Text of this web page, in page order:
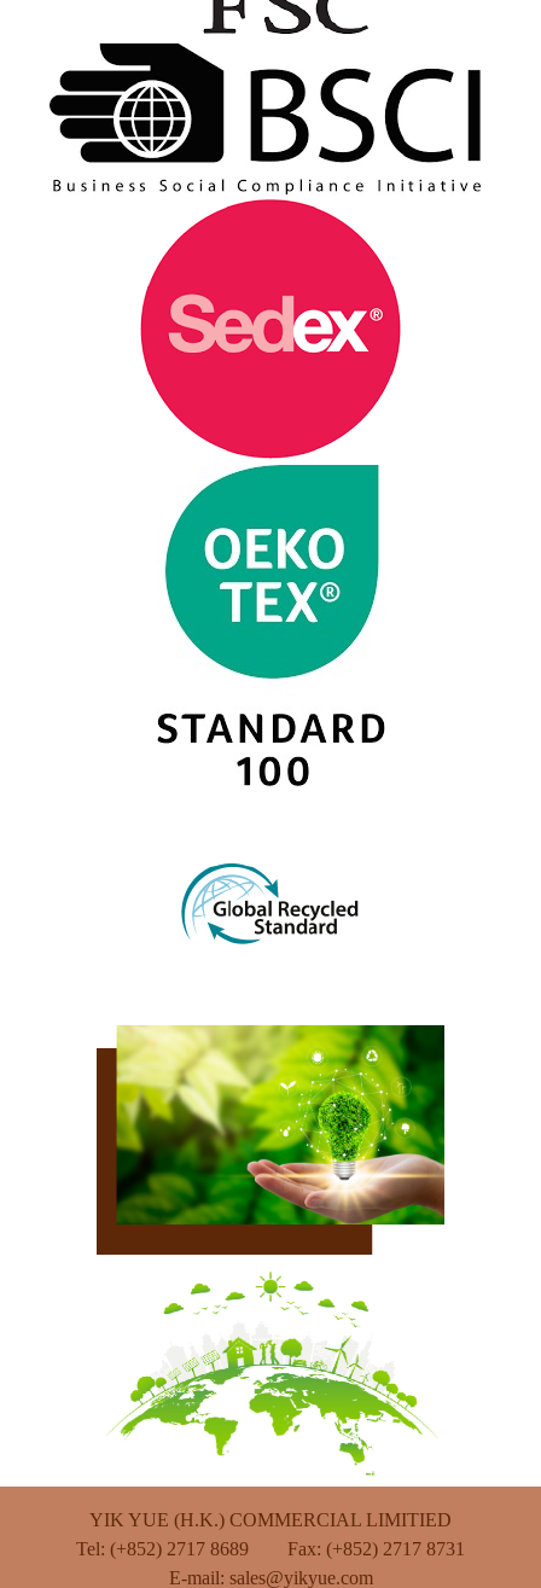
YIK YUE (H.K.) COMMERCIAL LIMITIED
Tel: (+852) 2717 8689 Fax: (+852) 2717 8731
E-mail: sales@yikyue.com